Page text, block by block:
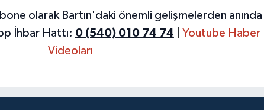
olarak Bartın'daki önemli gelişmelerden anında
İhbar Hattı: 0 (540) 010 74 74
Youtube Haber
Videoları